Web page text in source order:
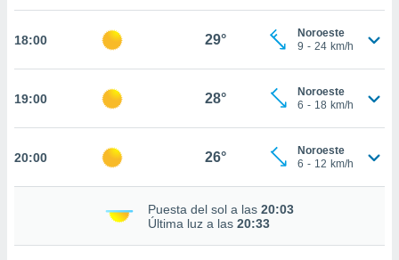
el sitio
o
18:00 29°
Noroeste
9 - 24 km/h
19:00 28°
Noroeste
6 - 18 km/h
20:00 26°
Noroeste
6 - 12 km/h
Puesta del sol a las 20:03
Última luz a las 20:33